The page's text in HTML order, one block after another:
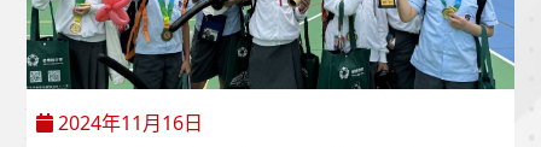
2024年11月16日